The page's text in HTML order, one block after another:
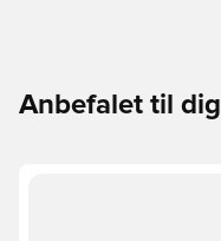
Anbefalet til dig